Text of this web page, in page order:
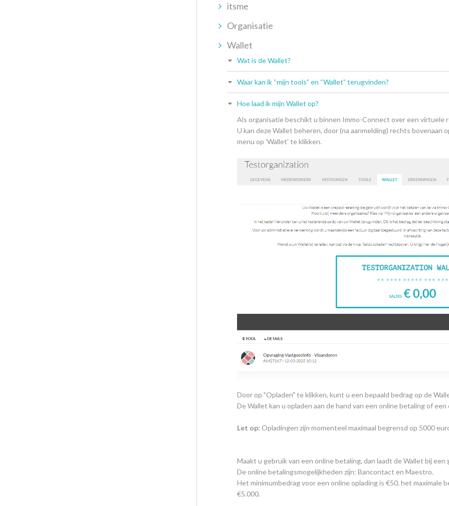
itsme
Organisatie
Wallet
Wat is de Wallet?
Waar kan ik “mijn tools” en “Wallet” terugvinden?
Hoe laad ik mijn Wallet op?
Als organisatie beschikt u binnen Immo-Connect over een virtuele
U kan deze Wallet beheren, door (na aanmelding) rechts bovenaan
menu op 'Wallet' te klikken.
Door op "Opladen" te klikken, kunt u een bepaald bedrag op de
De Wallet kan u opladen aan de hand van een online betaling of
Let op: Opladingen zijn momenteel maximaal begrensd op 5000
Maakt u gebruik van een online betaling, dan laadt de Wallet bij
De online betalingsmogelijkheden zijn: Bancontact en Maestro.
Het minimumbedrag voor een online oplading is €50, het maximale
€5.000.